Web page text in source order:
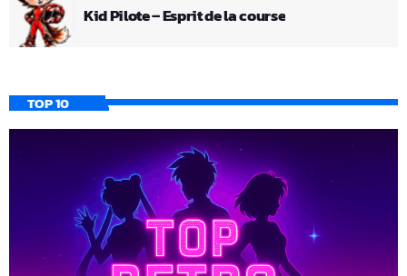
Kid Pilote – Esprit de la course
TOP 10